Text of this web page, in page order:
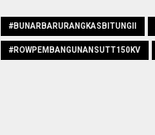
#BUNARBARURANGKASBITUNGII
#ROWPEMBANGUNANSUTT150KV